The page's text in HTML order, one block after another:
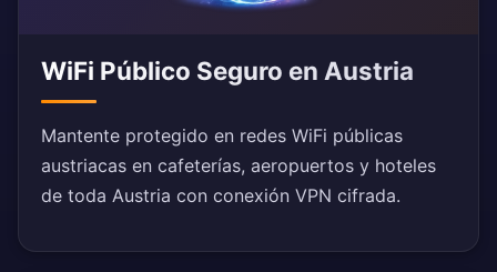
WiFi Público Seguro en Austria
Mantente protegido en redes WiFi públicas
austriacas en cafeterías, aeropuertos y hoteles
de toda Austria con conexión VPN cifrada.